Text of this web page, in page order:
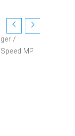
/
MP